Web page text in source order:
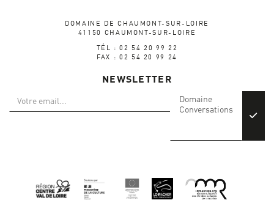
DOMAINE DE CHAUMONT-SUR-LOIRE
41150 CHAUMONT-SUR-LOIRE
TÉL : 02 54 20 99 22
FAX : 02 54 20 99 24
NEWSLETTER